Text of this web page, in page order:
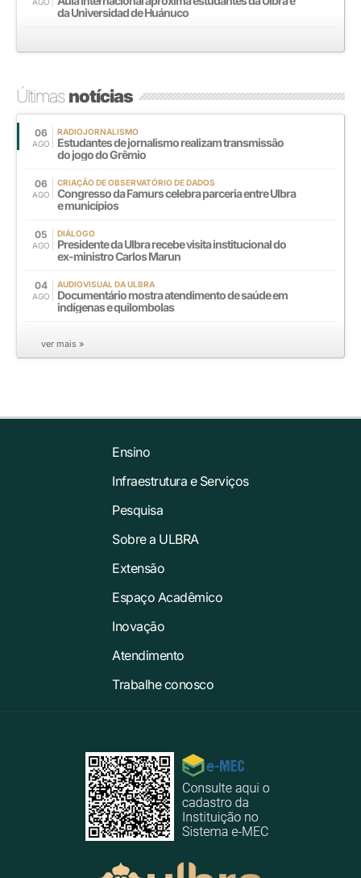
da Universidad de Huánuco
Últimasnotícias
06
AGO
RADIOJORNALISMO
Estudantes de jornalismo realizam transmissão
do jogo do Grêmio
06
AGO
CRIAÇÃO DE OBSERVATÓRIO DE DADOS
Congresso da Famurs celebra parceria entre Ulbra
e municípios
05
AGO
DIÁLOGO
Presidente da Ulbra recebe visita institucional do
ex-ministro Carlos Marun
04
AGO
AUDIOVISUAL DA ULBRA
Documentário mostra atendimento de saúde em
indígenas e quilombolas
ver mais »
Ensino
Infraestrutura e Serviços
Pesquisa
Sobre a ULBRA
Extensão
Espaço Acadêmico
Inovação
Atendimento
Trabalhe conosco